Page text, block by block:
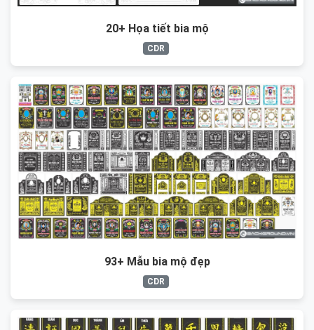
20+ Họa tiết bia mộ
CDR
93+ Mẫu bia mộ đẹp
CDR